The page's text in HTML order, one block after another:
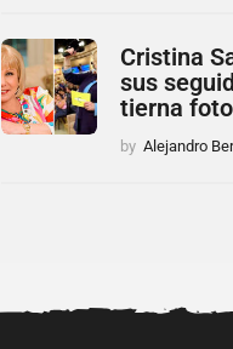
Cristina
sus
tierna foto
by Alejandro